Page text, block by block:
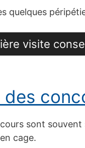
quelques
visite
des
sont
cage.